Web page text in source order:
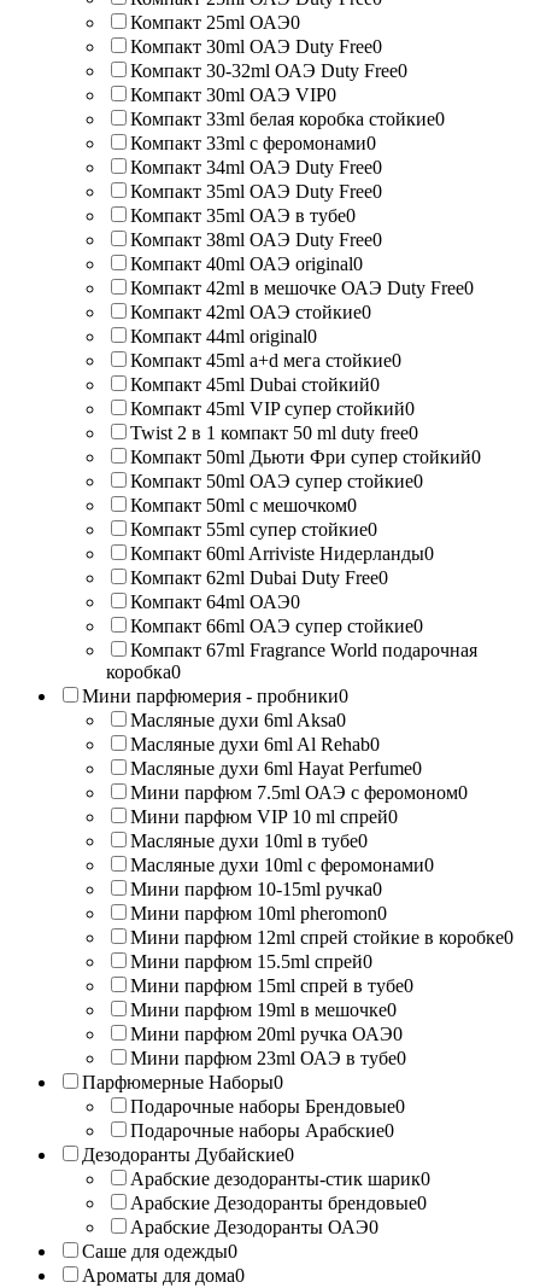
Компакт 25ml ОАЭ0
Компакт 30ml ОАЭ Duty Free0
Компакт 30-32ml ОАЭ Duty Free0
Компакт 30ml ОАЭ VIP0
Компакт 33ml белая коробка стойкие0
Компакт 33ml с феромонами0
Компакт 34ml ОАЭ Duty Free0
Компакт 35ml ОАЭ Duty Free0
Компакт 35ml ОАЭ в тубе0
Компакт 38ml ОАЭ Duty Free0
Компакт 40ml ОАЭ original0
Компакт 42ml в мешочке ОАЭ Duty Free0
Компакт 42ml ОАЭ стойкие0
Компакт 44ml original0
Компакт 45ml a+d мега стойкие0
Компакт 45ml Dubai стойкий0
Компакт 45ml VIP супер стойкий0
Twist 2 в 1 компакт 50 ml duty free0
Компакт 50ml Дьюти Фри супер стойкий0
Компакт 50ml ОАЭ супер стойкие0
Компакт 50ml с мешочком0
Компакт 55ml супер стойкие0
Компакт 60ml Arriviste Нидерланды0
Компакт 62ml Dubai Duty Free0
Компакт 64ml ОАЭ0
Компакт 66ml ОАЭ супер стойкие0
Компакт 67ml Fragrance World подарочная
коробка0
Мини парфюмерия - пробники0
Масляные духи 6ml Aksa0
Масляные духи 6ml Al Rehab0
Масляные духи 6ml Hayat Perfume0
Мини парфюм 7.5ml ОАЭ с феромоном0
Мини парфюм VIP 10 ml спрей0
Масляные духи 10ml в тубе0
Масляные духи 10ml с феромонами0
Мини парфюм 10-15ml ручка0
Мини парфюм 10ml pheromon0
Мини парфюм 12ml спрей стойкие в коробке0
Мини парфюм 15.5ml спрей0
Мини парфюм 15ml спрей в тубе0
Мини парфюм 19ml в мешочке0
Мини парфюм 20ml ручка ОАЭ0
Мини парфюм 23ml ОАЭ в тубе0
Парфюмерные Наборы0
Подарочные наборы Брендовые0
Подарочные наборы Арабские0
Дезодоранты Дубайские0
Арабские дезодоранты-стик шарик0
Арабские Дезодоранты брендовые0
Арабские Дезодоранты ОАЭ0
Саше для одежды0
Ароматы для дома0